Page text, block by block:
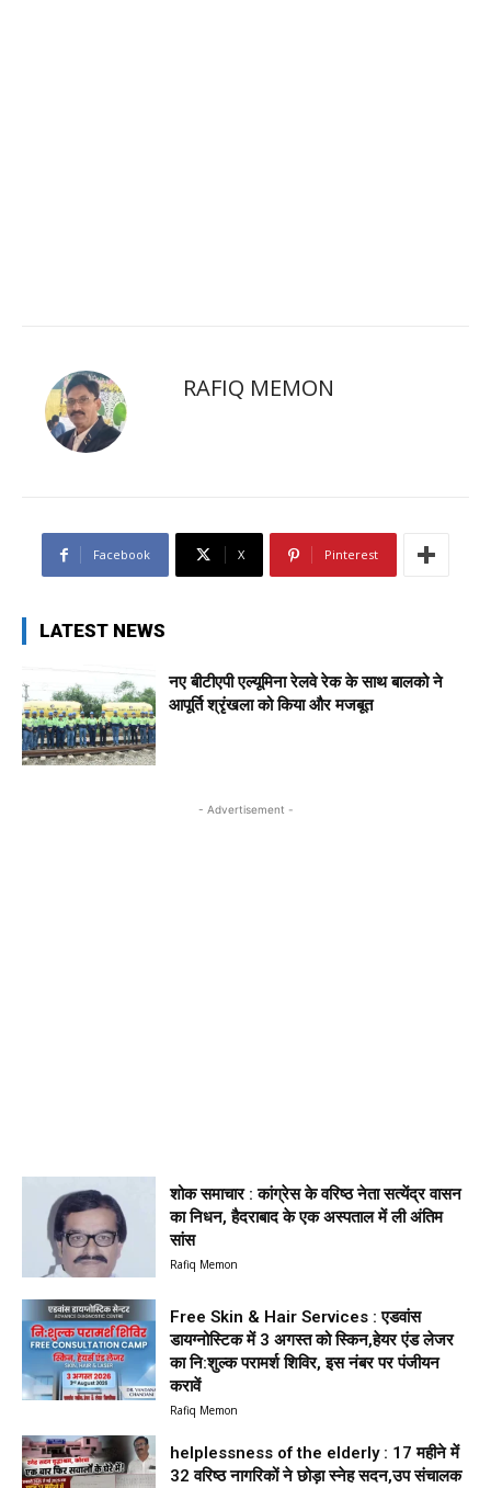
RAFIQ MEMON
Facebook X Pinterest
LATEST NEWS
नए बीटीएपी एल्यूमिना रेलवे रेक के साथ बालको ने
आपूर्ति श्रृंखला को किया और मजबूत
- Advertisement -
शोक समाचार : कांग्रेस के वरिष्ठ नेता सत्येंद्र वासन
का निधन, हैदराबाद के एक अस्पताल में ली अंतिम
सांस
Rafiq Memon
Free Skin & Hair Services : एडवांस
डायग्नोस्टिक में 3 अगस्त को स्किन,हेयर एंड लेजर
का नि:शुल्क परामर्श शिविर, इस नंबर पर पंजीयन
करावें
Rafiq Memon
helplessness of the elderly : 17 महीने में
32 वरिष्ठ नागरिकों ने छोड़ा स्नेह सदन,उप संचालक